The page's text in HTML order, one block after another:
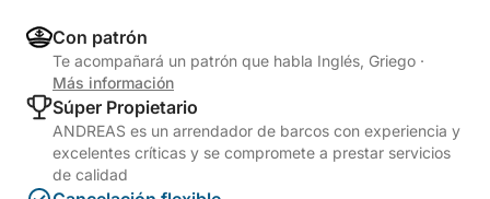
Con patrón
Te acompañará un patrón que habla Inglés, Griego ·
Más información
Súper Propietario
ANDREAS es un arrendador de barcos con experiencia y
excelentes críticas y se compromete a prestar servicios
de calidad